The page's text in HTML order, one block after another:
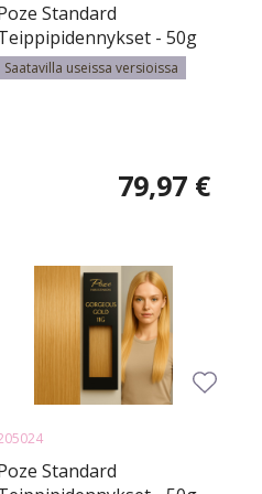
Standard
- 50g
Brown 4B -
Saatavilla useissa versioissa
79,97 €
Standard